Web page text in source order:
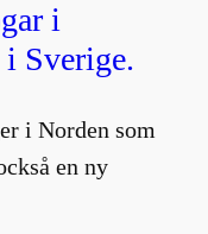
i
Sverige.
i Norden som
en ny